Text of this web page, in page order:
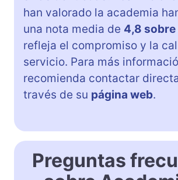
han valorado la academia
una nota media de 4,8 sobre
refleja el compromiso y la
servicio. Para más
recomienda contactar
través de su página web.
Preguntas